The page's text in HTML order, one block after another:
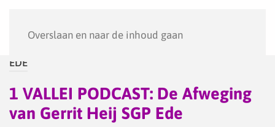
Overslaan en naar de inhoud gaan
EDE
1 VALLEI PODCAST: De Afweging
van Gerrit Heij SGP Ede